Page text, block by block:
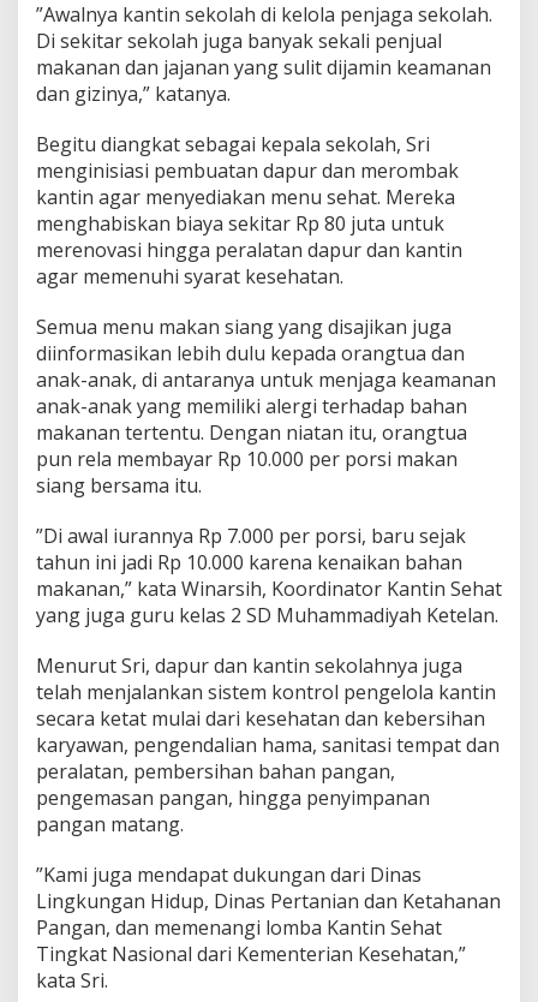
”Awalnya kantin sekolah di kelola penjaga sekolah.
Di sekitar sekolah juga banyak sekali penjual
makanan dan jajanan yang sulit dijamin keamanan
dan gizinya,” katanya.
Begitu diangkat sebagai kepala sekolah, Sri
menginisiasi pembuatan dapur dan merombak
kantin agar menyediakan menu sehat. Mereka
menghabiskan biaya sekitar Rp 80 juta untuk
merenovasi hingga peralatan dapur dan kantin
agar memenuhi syarat kesehatan.
Semua menu makan siang yang disajikan juga
diinformasikan lebih dulu kepada orangtua dan
anak-anak, di antaranya untuk menjaga keamanan
anak-anak yang memiliki alergi terhadap bahan
makanan tertentu. Dengan niatan itu, orangtua
pun rela membayar Rp 10.000 per porsi makan
siang bersama itu.
”Di awal iurannya Rp 7.000 per porsi, baru sejak
tahun ini jadi Rp 10.000 karena kenaikan bahan
makanan,” kata Winarsih, Koordinator Kantin Sehat
yang juga guru kelas 2 SD Muhammadiyah Ketelan.
Menurut Sri, dapur dan kantin sekolahnya juga
telah menjalankan sistem kontrol pengelola kantin
secara ketat mulai dari kesehatan dan kebersihan
karyawan, pengendalian hama, sanitasi tempat dan
peralatan, pembersihan bahan pangan,
pengemasan pangan, hingga penyimpanan
pangan matang.
”Kami juga mendapat dukungan dari Dinas
Lingkungan Hidup, Dinas Pertanian dan Ketahanan
Pangan, dan memenangi lomba Kantin Sehat
Tingkat Nasional dari Kementerian Kesehatan,”
kata Sri.